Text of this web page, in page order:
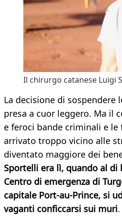
Il chirurgo catanese Luigi
La decisione di sospendere
presa a cuor leggero. Ma il
e feroci bande criminali e le
arrivato troppo vicino alle
diventato maggiore dei
Sportelli era lì, quando al di
Centro di emergenza di
capitale Port-au-Prince, si
vaganti conficcarsi sui muri